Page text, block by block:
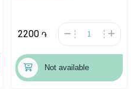
2200 ֏
Not available